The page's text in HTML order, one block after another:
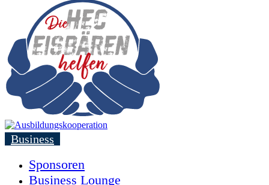
Business
Sponsoren
Business Lounge